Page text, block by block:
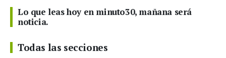
Lo que leas hoy en minuto30, mañana será
noticia.
Todas las secciones